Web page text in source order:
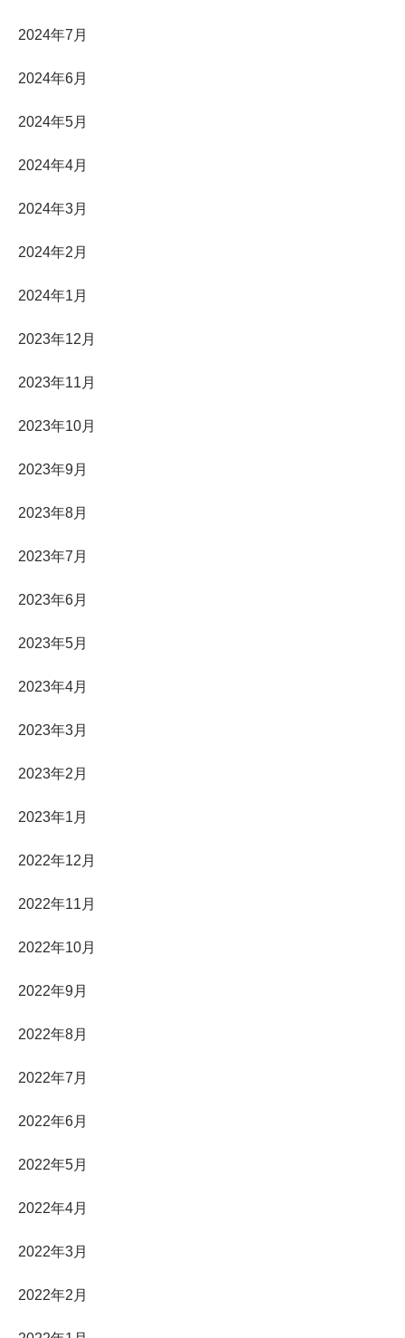
2024年7月
2024年6月
2024年5月
2024年4月
2024年3月
2024年2月
2024年1月
2023年12月
2023年11月
2023年10月
2023年9月
2023年8月
2023年7月
2023年6月
2023年5月
2023年4月
2023年3月
2023年2月
2023年1月
2022年12月
2022年11月
2022年10月
2022年9月
2022年8月
2022年7月
2022年6月
2022年5月
2022年4月
2022年3月
2022年2月